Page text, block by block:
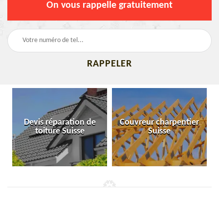
On vous rappelle gratuitement
Devis réparation de
toiture Suisse
Couvreur charpentier
Suisse